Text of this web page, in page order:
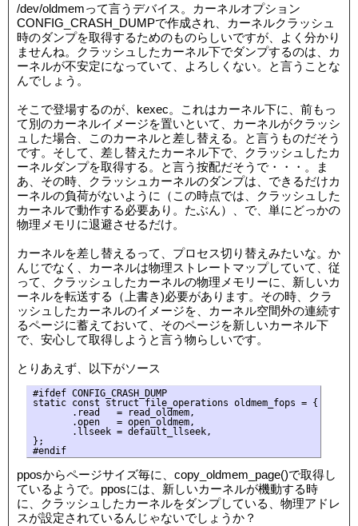
/dev/oldmemって言うデバイス。カーネルオプション
CONFIG_CRASH_DUMPで作成され、カーネルクラッシュ
時のダンプを取得するためのものらしいですが、よく分かり
ませんね。クラッシュしたカーネル下でダンプするのは、カ
ーネルが不安定になっていて、よろしくない。と言うことな
んでしょう。
そこで登場するのが、kexec。これはカーネル下に、前もっ
て別のカーネルイメージを置いといて、カーネルがクラッシ
ュした場合、このカーネルと差し替える。と言うものだそう
です。そして、差し替えたカーネル下で、クラッシュしたカ
ーネルダンプを取得する。と言う按配だそうで・・・。ま
あ、その時、クラッシュカーネルのダンプは、できるだけカ
ーネルの負荷がないように（この時点では、クラッシュした
カーネルで動作する必要あり。たぶん）、で、単にどっかの
物理メモリに退避させるだけ。
カーネルを差し替えるって、プロセス切り替えみたいな。か
んじでなく、カーネルは物理ストレートマップしていて、従
って、クラッシュしたカーネルの物理メモリーに、新しいカ
ーネルを転送する（上書き)必要があります。その時、クラ
ッシュしたカーネルのイメージを、カーネル空間外の連続す
るページに蓄えておいて、そのページを新しいカーネル下
で、安心して取得しようと言う物らしいです。
とりあえず、以下がソース
#ifdef CONFIG_CRASH_DUMP
static const struct file_operations oldmem_fops = {
       .read   = read_oldmem,
       .open   = open_oldmem,
       .llseek = default_llseek,
};
#endif
pposからページサイズ毎に、copy_oldmem_page()で取得し
ているようで。pposには、新しいカーネルが機動する時
に、クラッシュしたカーネルをダンプしている、物理アドレ
スが設定されているんじゃないでしょうか？